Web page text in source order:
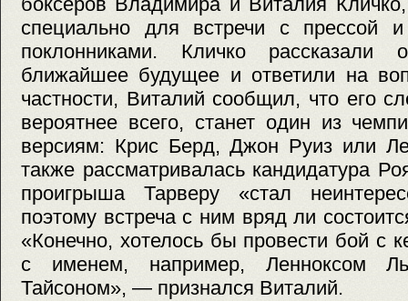
специально для встречи с прессой
поклонниками. Кличко
ближайшее будущее и ответили на
частности, Виталий сообщил, что его
вероятнее всего, станет один из
версиям: Крис Берд, Джон Руиз или
также рассматривалась кандидатура
проигрыша Тарверу «стал
поэтому встреча с ним вряд ли
«Конечно, хотелось бы провести бой с
с именем, например, Ленноксом
Тайсоном», — признался Виталий.